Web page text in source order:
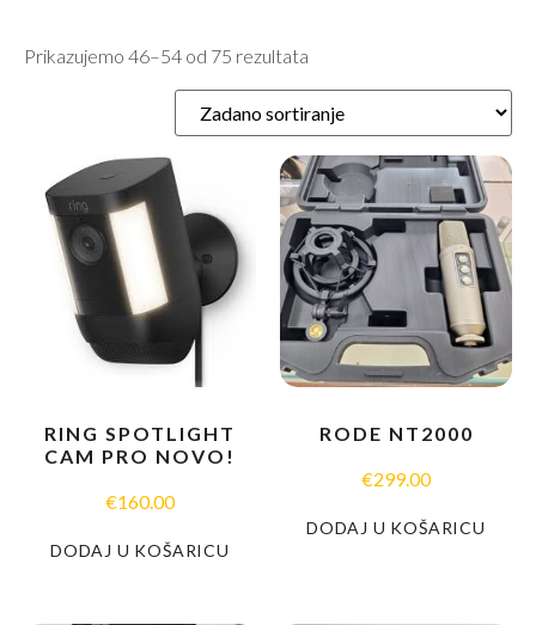
Prikazujemo 46–54 od 75 rezultata
RING SPOTLIGHT
CAM PRO NOVO!
€160.00
DODAJ U KOŠARICU
RODE NT2000
€299.00
DODAJ U KOŠARICU